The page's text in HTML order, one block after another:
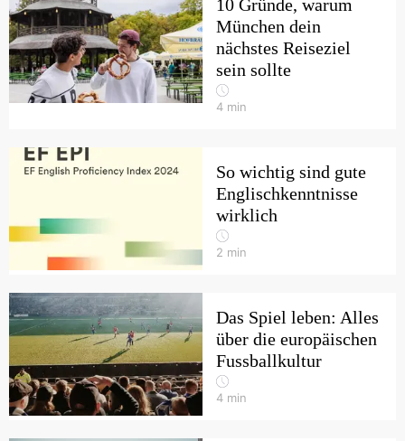
10 Gründe, warum
München dein
nächstes Reiseziel
sein sollte
4 min
So wichtig sind gute
Englischkenntnisse
wirklich
2 min
Das Spiel leben: Alles
über die europäischen
Fussballkultur
4 min